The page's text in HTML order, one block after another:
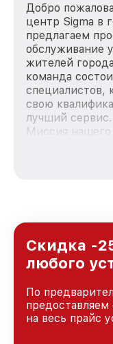
Добро
центр Sigma в
предлагаем
обслуживание
жителей
команда
специалистов,
свою
лучший сервис.
Миссия нашего
качественный
каждого
Краснодаре,
доверия и
Скидка -
любого
По
на весь прайс